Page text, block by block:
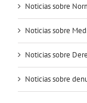
Noticias sobre
Noticias sobre
Noticias sobre
Noticias sobre